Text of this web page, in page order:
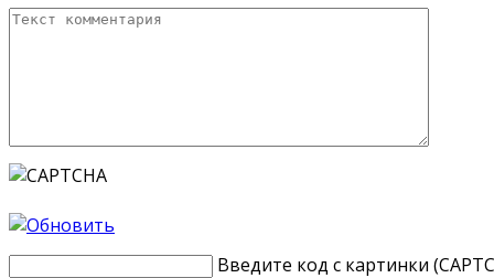
Введите код с картинки